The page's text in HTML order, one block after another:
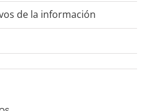
de la información